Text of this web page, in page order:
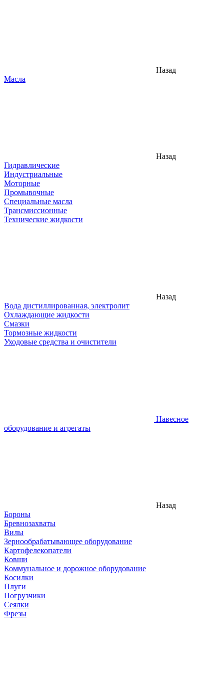
Назад
Масла
Назад
Гидравлические
Индустриальные
Моторные
Промывочные
Специальные масла
Трансмиссионные
Технические жидкости
Назад
Вода дистиллированная, электролит
Охлаждающие жидкости
Смазки
Тормозные жидкости
Уходовые средства и очистители
Навесное
оборудование и агрегаты
Назад
Бороны
Бревнозахваты
Вилы
Зернообрабатывающее оборудование
Картофелекопатели
Ковши
Коммунальное и дорожное оборудование
Косилки
Плуги
Погрузчики
Сеялки
Фрезы